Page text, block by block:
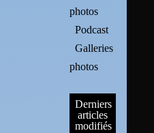
photos
Podcast
Galleries
photos
Derniers
articles
modifiés